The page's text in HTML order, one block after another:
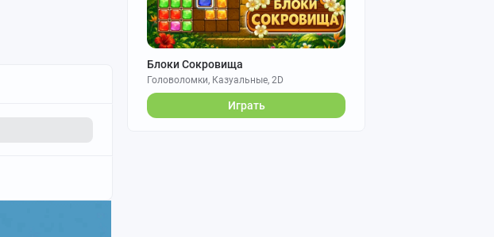
Блоки Сокровища
Головоломки, Казуальные, 2D
Играть